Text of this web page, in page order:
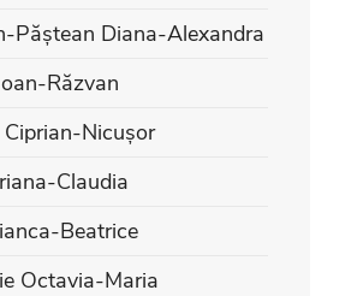
Păștean Diana-Alexandra
Răzvan
Nicușor
Claudia
Beatrice
Octavia-Maria